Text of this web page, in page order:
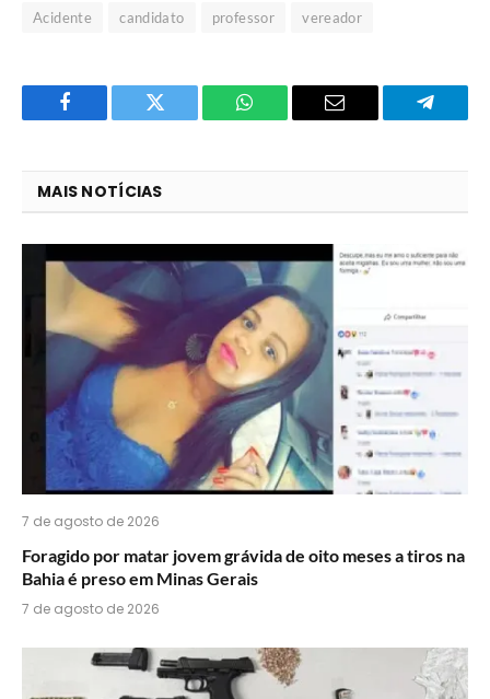
Acidente candidato professor vereador
Facebook Twitter
O
do
WhatsApp?
E-
MAIS NOTÍCIAS
7 de agosto de 2026
Foragido por matar jovem grávida de oito meses a tiros na
Bahia é preso em Minas Gerais
7 de agosto de 2026